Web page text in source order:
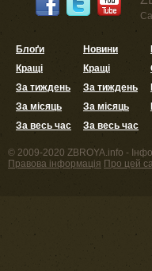
Блоґи
Кращі
За тиждень
За місяць
За весь час
Новини
Кращі
За тиждень
За місяць
За весь час
© 2009-2020 ZBROYA.info -
Правова інформація Про цей